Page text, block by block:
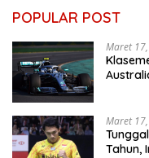
POPULAR POST
Maret
Maret
Tahun,